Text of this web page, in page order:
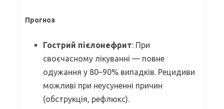
Прогноз
Гострий пієлонефрит: При
своєчасному лікуванні — повне
одужання у 80–90% випадків. Рецидиви
можливі при неусуненні причин
(обструкція, рефлюкс).